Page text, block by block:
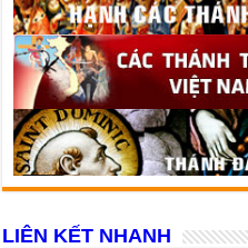
LIÊN KẾT NHANH